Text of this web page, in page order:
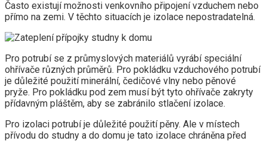
Často existují možnosti venkovního připojení vzduchem nebo
přímo na zemi. V těchto situacích je izolace nepostradatelná.
Pro potrubí se z průmyslových materiálů vyrábí speciální
ohřívače různých průměrů. Pro pokládku vzduchového potrubí
je důležité použití minerální, čedičové vlny nebo pěnové
pryže. Pro pokládku pod zem musí být tyto ohřívače zakryty
přídavným pláštěm, aby se zabránilo stlačení izolace.
Pro izolaci potrubí je důležité použití pěny. Ale v místech
přívodu do studny a do domu je tato izolace chráněna před